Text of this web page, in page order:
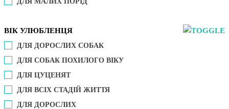
ВІК УЛЮБЛЕНЦЯ
ДЛЯ ДОРОСЛИХ СОБАК
ДЛЯ СОБАК ПОХИЛОГО ВІКУ
ДЛЯ ЦУЦЕНЯТ
ДЛЯ ВСІХ СТАДІЙ ЖИТТЯ
ДЛЯ ДОРОСЛИХ